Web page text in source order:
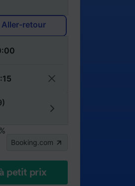
Aller-retour
Booking.com
petit prix